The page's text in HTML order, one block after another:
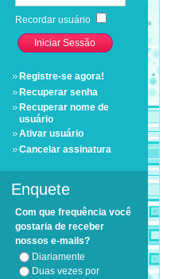
Recordar usuário
Registre-se agora!
Recuperar senha
Recuperar nome de
usuário
Ativar usuário
Cancelar assinatura
Enquete
Com que frequência você
gostaria de receber
nossos e-mails?
Diariamente
Duas vezes por